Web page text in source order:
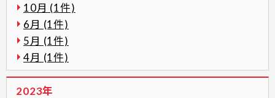
10月 (1件)
6月 (1件)
5月 (1件)
4月 (1件)
2023年